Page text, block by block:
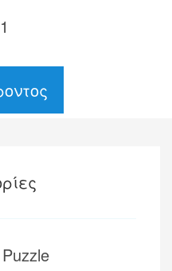
Puzzle